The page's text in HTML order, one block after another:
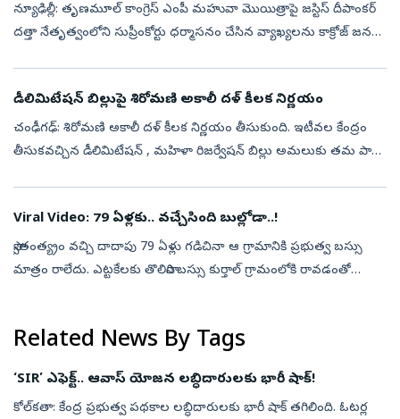
న్యూఢిల్లీ: తృణమూల్ కాంగ్రెస్ ఎంపీ మహువా మొయిత్రాపై జస్టిస్ దీపాంకర్
దత్తా నేతృత్వంలోని సుప్రీంకోర్టు ధర్మాసనం చేసిన వ్యాఖ్య‌ల‌ను కాక్రోజ్ జ‌న‌తా
డీలిమిటేషన్‌ బిల్లుపై శిరోమణి అకాలీ దళ్‌ కీలక నిర్ణయం
చంఢీగఢ్: శిరోమణి అకాలీ దళ్‌ కీలక నిర్ణయం తీసుకుంది. ఇటీవల కేంద్రం
తీసుకవచ్చిన డీలిమిటేషన్ , మహిళా రిజర్వేషన్ బిల్లు అమలుకు తమ పార్టీ
Viral Video: 79 ఏళ్లకు.. వచ్చేసింది బుల్లోడా..!
స్వాతంత్య్రం వచ్చి దాదాపు 79 ఏళ్లు గడిచినా ఆ గ్రామానికి ప్రభుత్వ బస్సు
మాత్రం రాలేదు. ఎట్టకేలకు తొలిసారి బస్సు కుర్తాల్‌ గ్రామంలోకి రావడంతో
Related News By Tags
‘SIR’ ఎఫెక్ట్‌.. ఆవాస్ యోజన లబ్ధిదారులకు భారీ షాక్!
కోల్‌కతా: కేంద్ర ప్రభుత్వ పథకాల లబ్ధిదారులకు భారీ షాక్ తగిలింది. ఓటర్ల